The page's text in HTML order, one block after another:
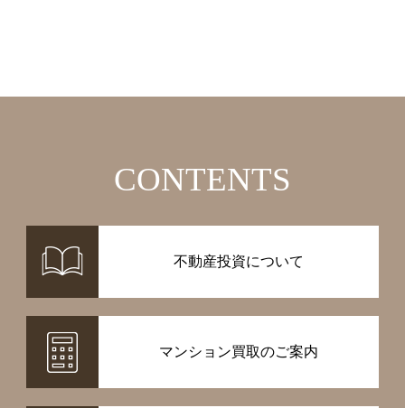
CONTENTS
不動産投資について
マンション買取のご案内